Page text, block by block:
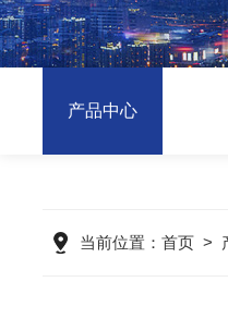
产品中心
当前位置： 首页 >